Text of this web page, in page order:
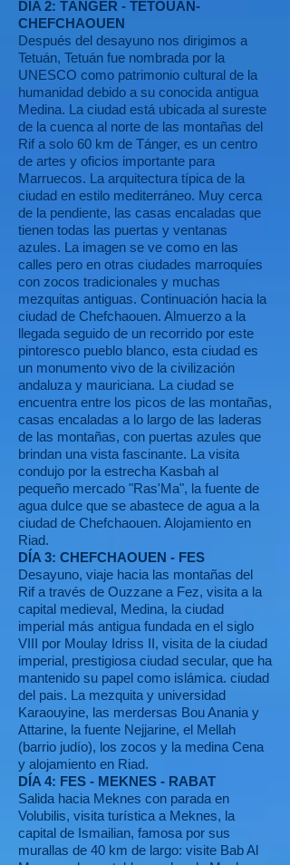
DÍA 2: TÁNGER - TETOUAN-
CHEFCHAOUEN
Después del desayuno nos dirigimos a
Tetuán, Tetuán fue nombrada por la
UNESCO como patrimonio cultural de la
humanidad debido a su conocida antigua
Medina. La ciudad está ubicada al sureste
de la cuenca al norte de las montañas del
Rif a solo 60 km de Tánger, es un centro
de artes y oficios importante para
Marruecos. La arquitectura típica de la
ciudad en estilo mediterráneo. Muy cerca
de la pendiente, las casas encaladas que
tienen todas las puertas y ventanas
azules. La imagen se ve como en las
calles pero en otras ciudades marroquíes
con zocos tradicionales y muchas
mezquitas antiguas. Continuación hacia la
ciudad de Chefchaouen. Almuerzo a la
llegada seguido de un recorrido por este
pintoresco pueblo blanco, esta ciudad es
un monumento vivo de la civilización
andaluza y mauriciana. La ciudad se
encuentra entre los picos de las montañas,
casas encaladas a lo largo de las laderas
de las montañas, con puertas azules que
brindan una vista fascinante. La visita
condujo por la estrecha Kasbah al
pequeño mercado "Ras'Ma", la fuente de
agua dulce que se abastece de agua a la
ciudad de Chefchaouen. Alojamiento en
Riad.
DÍA 3: CHEFCHAOUEN - FES
Desayuno, viaje hacia las montañas del
Rif a través de Ouzzane a Fez, visita a la
capital medieval, Medina, la ciudad
imperial más antigua fundada en el siglo
VIII por Moulay Idriss II, visita de la ciudad
imperial, prestigiosa ciudad secular, que ha
mantenido su papel como islámica. ciudad
del pais. La mezquita y universidad
Karaouyine, las merdersas Bou Anania y
Attarine, la fuente Nejjarine, el Mellah
(barrio judío), los zocos y la medina Cena
y alojamiento en Riad.
DÍA 4: FES - MEKNES - RABAT
Salida hacia Meknes con parada en
Volubilis, visita turística a Meknes, la
capital de Ismailian, famosa por sus
murallas de 40 km de largo: visite Bab Al